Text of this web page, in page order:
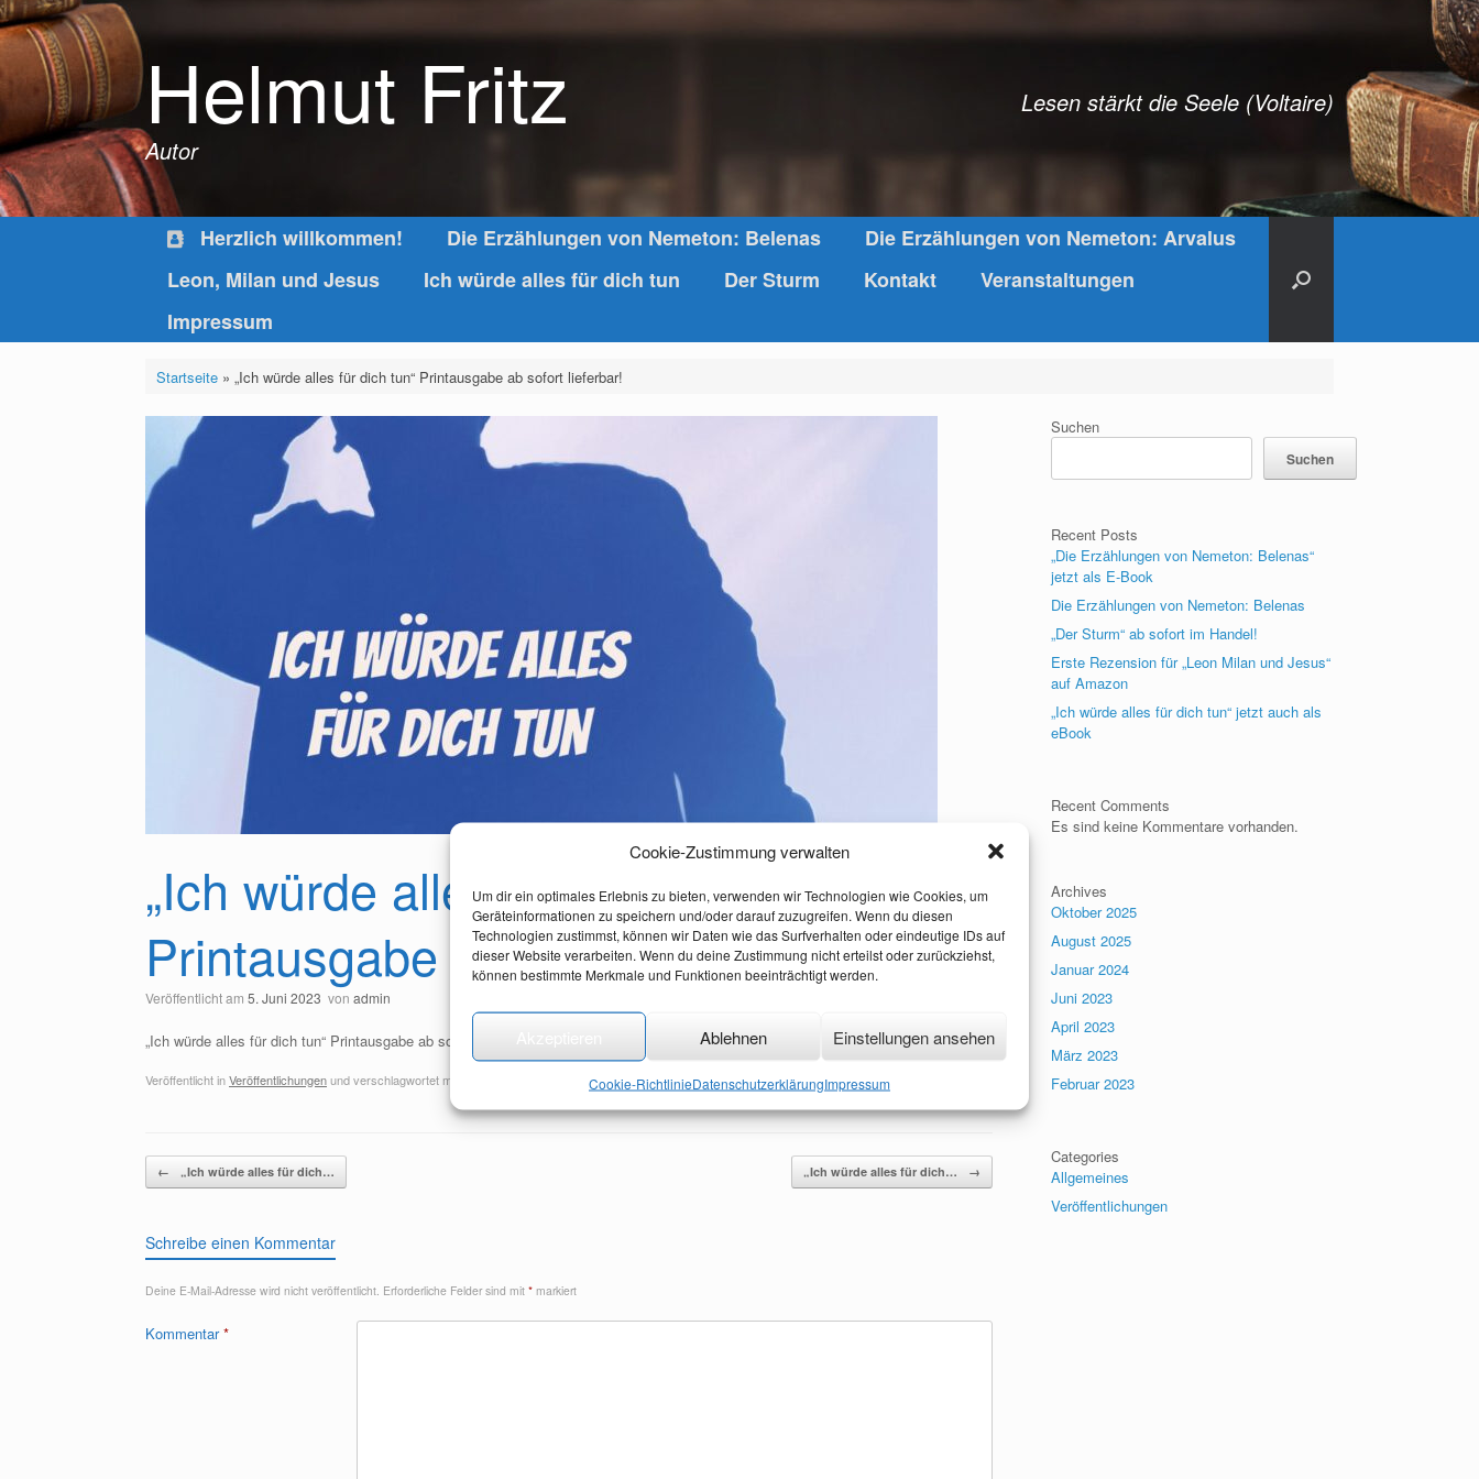
Cookie-Zustimmung verwalten
Um dir ein optimales Erlebnis zu bieten, verwenden wir Technologien wie Cookies, um
Geräteinformationen zu speichern und/oder darauf zuzugreifen. Wenn du diesen
Technologien zustimmst, können wir Daten wie das Surfverhalten oder eindeutige IDs auf
dieser Website verarbeiten. Wenn du deine Zustimmung nicht erteilst oder zurückziehst,
können bestimmte Merkmale und Funktionen beeinträchtigt werden.
Ablehnen Einstellungen ansehen
Cookie-RichtlinieDatenschutzerklärungImpressum
Zum
Inhalt
springen
Helmut Fritz
Autor
Lesen stärkt die Seele (Voltaire)
Herzlich willkommen! Die Erzählungen von Nemeton: Belenas
Die Erzählungen von Nemeton: Arvalus
Leon, Milan und Jesus
Ich würde alles für dich tun Der Sturm Kontakt
Veranstaltungen
Impressum
Startseite» „Ich würde alles für dich tun“ Printausgabe ab sofort lieferbar!
„Ich würde alles für dich tun“
Printausgabe ab sofort lieferbar!
Veröffentlicht am 5. Juni 2023 von admin
„Ich würde alles für dich tun“ Printausgabe ab sofort lieferbar! Das E-Book folgt in Kürze.
Veröffentlicht inVeröffentlichungenund verschlagwortet mit Neuerscheinung ,Roman.
Beitragsnavigation
← „Ich würde alles für dich… „Ich würde alles für dich… →
Schreibe einen Kommentar
Deine E-Mail-Adresse wird nicht veröffentlicht. Erforderliche Felder sind mit * markiert
Kommentar*
Suchen
Suchen
Recent Posts
„Die Erzählungen von Nemeton: Belenas“
jetzt als E-Book
Die Erzählungen von Nemeton: Belenas
„Der Sturm“ ab sofort im Handel!
Erste Rezension für „Leon Milan und Jesus“
auf Amazon
„Ich würde alles für dich tun“ jetzt auch als
eBook
Recent Comments
Es sind keine Kommentare vorhanden.
Archives
Oktober 2025
August 2025
Januar 2024
Juni 2023
April 2023
März 2023
Februar 2023
Categories
Allgemeines
Veröffentlichungen